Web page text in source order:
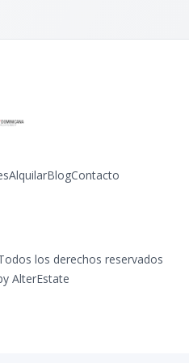
AlquilarBlogContacto
los derechos reservados
AlterEstate